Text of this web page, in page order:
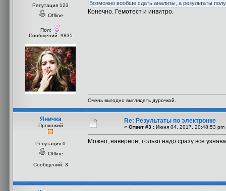
Репутация 123
Offline
Пол:
Сообщений: 9835
Возможно вообще сдать анализы, а результаты
Конечно. Гемотест и инвитро.
Очень выгодно выглядеть дурочкой.
Яничка
Прохожий
Репутация 0
Offline
Сообщений: 3
Re: Результаты по электронке
« Ответ #3 : Июня 04, 2017, 20:48:53 pm
Можно, наверное, только надо сразу все